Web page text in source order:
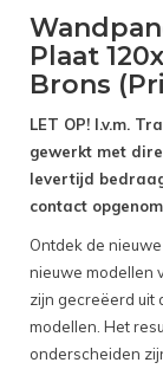
Plaat
Brons
LET OP! I.v.m.
gewerkt met
levertijd
contact
Ontdek de
nieuwe modellen
zijn gecreëerd uit
modellen. Het
onderscheiden